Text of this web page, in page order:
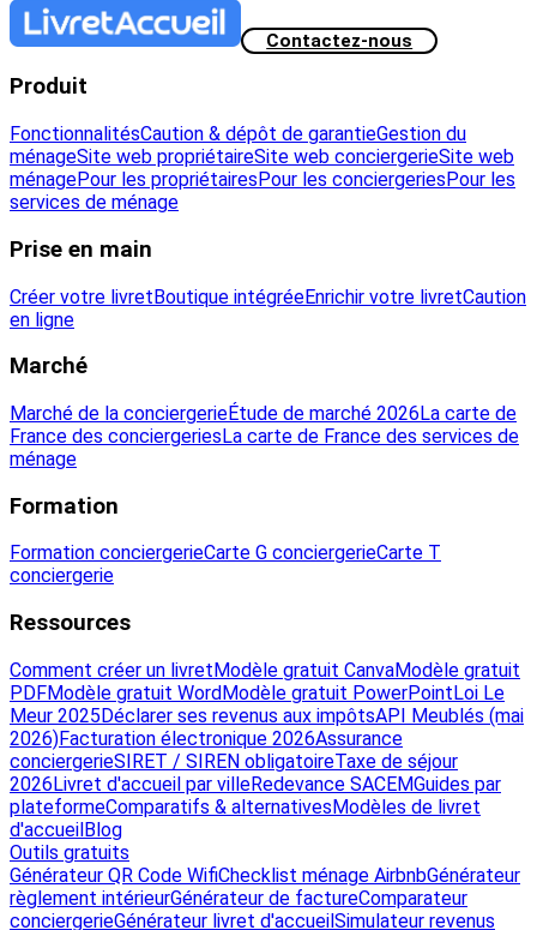
Contactez-nous
Produit
FonctionnalitésCaution & dépôt de garantieGestion du
ménageSite web propriétaireSite web conciergerieSite web
ménagePour les propriétaires Pour les conciergeries Pour les
services de ménage
Prise en main
Créer votre livretBoutique intégréeEnrichir votre livretCaution
en ligne
Marché
Marché de la conciergerieÉtude de marché 2026La carte de
France des conciergeriesLa carte de France des services de
ménage
Formation
Formation conciergerieCarte G conciergerieCarte T
conciergerie
Ressources
Comment créer un livretModèle gratuit CanvaModèle gratuit
PDFModèle gratuit WordModèle gratuit PowerPointLoi Le
Meur 2025Déclarer ses revenus aux impôtsAPI Meublés (mai
2026)Facturation électronique 2026Assurance
conciergerieSIRET / SIREN obligatoireTaxe de séjour
2026Livret d'accueil par villeRedevance SACEMGuides par
plateformeComparatifs & alternativesModèles de livret
d'accueilBlog
Outils gratuits
Générateur QR Code WifiChecklist ménage AirbnbGénérateur
règlement intérieurGénérateur de factureComparateur
conciergerieGénérateur livret d'accueilSimulateur revenus